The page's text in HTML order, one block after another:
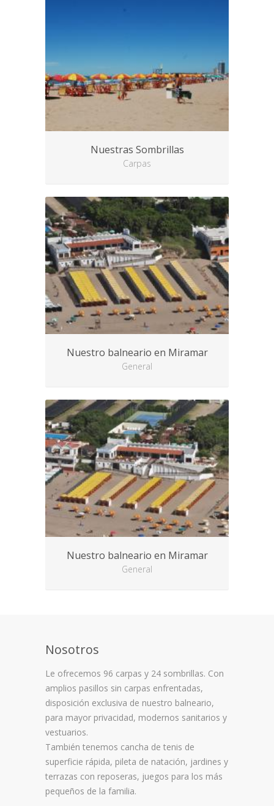
Nuestras Sombrillas
Carpas
Nuestro balneario en Miramar
General
Nuestro balneario en Miramar
General
Nosotros
Le ofrecemos 96 carpas y 24 sombrillas. Con
amplios pasillos sin carpas enfrentadas,
disposición exclusiva de nuestro balneario,
para mayor privacidad, modernos sanitarios y
vestuarios.
También tenemos cancha de tenis de
superficie rápida, pileta de natación, jardines y
terrazas con reposeras, juegos para los más
pequeños de la familia.